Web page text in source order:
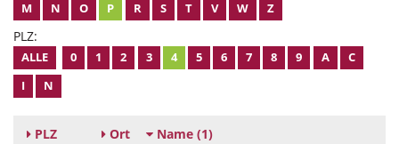
M
N O P R S T V W Z
PLZ:
ALLE 0 1 2 3 4 5 6 7 8 9 A
C
I
N
PLZ Ort Name (1)